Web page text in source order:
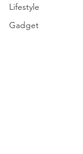
Lifestyle
Gadget